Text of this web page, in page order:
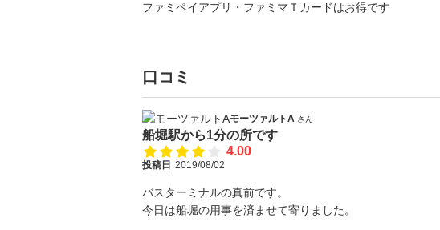
ファミペイアプリ・ファミマＴカードはお得です
口コミ
モーツァルトA さん
船堀駅から1分の所です
4.00
投稿日 2019/08/02
バスターミナルの真前です。
今日は船堀の用事を済ませて寄りました。